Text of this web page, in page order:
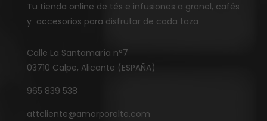
Tu tienda online de tés e infusiones a granel, cafés
y accesorios para disfrutar de cada taza
Calle La Santamaría n°7
03710 Calpe, Alicante (ESPAÑA)
965 839 538
attcliente@amorporelte.com